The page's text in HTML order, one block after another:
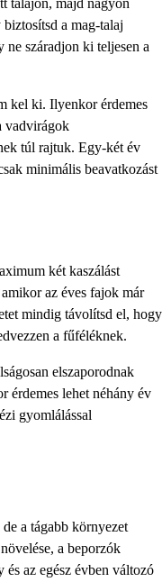
talajon, majd nagyon
a mag-talaj
száradjon ki teljesen a
kel ki. Ilyenkor érdemes
vadvirágok
túl rajtuk. Egy-két év
minimális beavatkozást
két kaszálást
az éves fajok már
mindig távolítsd el, hogy
a fűféléknek.
elszaporodnak
érdemes lehet néhány év
gyomlálással
a tágabb környezet
a beporzók
és az egész évben változó